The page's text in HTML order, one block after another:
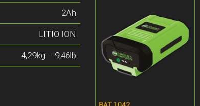
2Ah
LITIO ION
4,29kg – 9,46lb